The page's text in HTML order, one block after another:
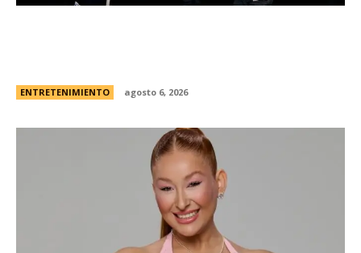
ENTRETENIMIENTO agosto 6, 2026